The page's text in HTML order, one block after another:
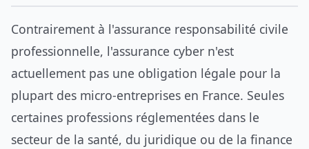
Contrairement à l'assurance responsabilité civile
professionnelle, l'assurance cyber n'est
actuellement pas une obligation légale pour la
plupart des micro-entreprises en France. Seules
certaines professions réglementées dans le
secteur de la santé, du juridique ou de la finance